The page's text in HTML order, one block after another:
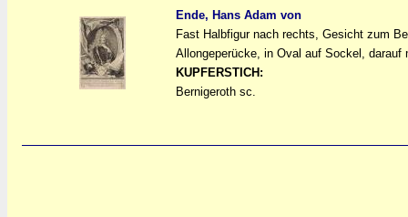
Ende, Hans Adam von
Fast Halbfigur nach rechts, Gesicht zum
Allongeperücke, in Oval auf Sockel, darauf
KUPFERSTICH:
Bernigeroth sc.